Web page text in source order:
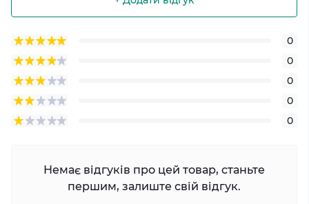
0
0
0
0
0
Немає відгуків про цей товар, станьте
першим, залиште свій відгук.